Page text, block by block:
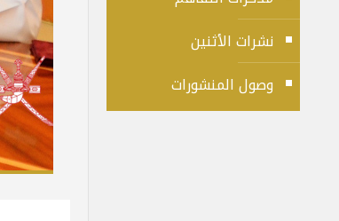
نشرات الأثنين
وصول المنشورات